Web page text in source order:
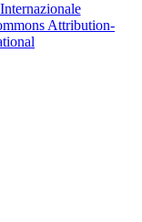
Attribution-